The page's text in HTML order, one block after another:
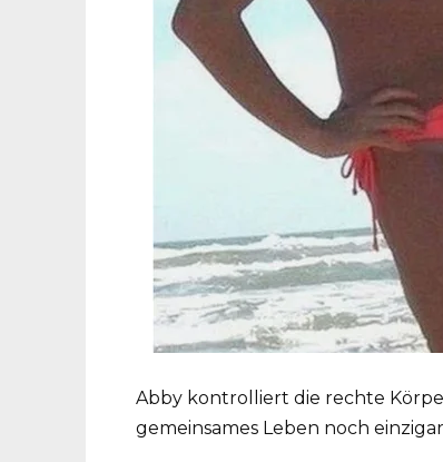
Abby kontrolliert die rechte
gemeinsames Leben noch